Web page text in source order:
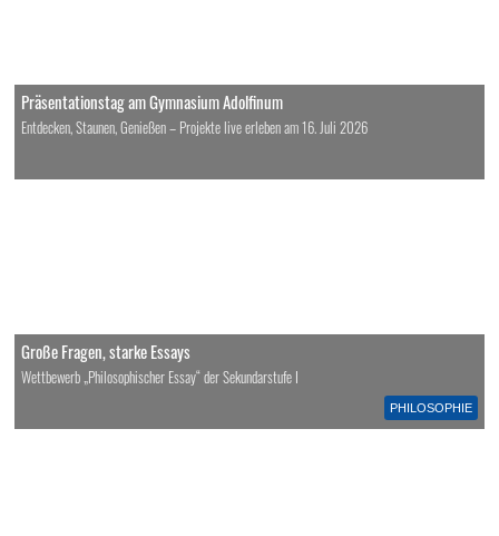
Präsentationstag am Gymnasium Adolfinum
Entdecken, Staunen, Genießen – Projekte live erleben am 16. Juli 2026
PHILOSOPHIE
Große Fragen, starke Essays
Wettbewerb „Philosophischer Essay“ der Sekundarstufe I